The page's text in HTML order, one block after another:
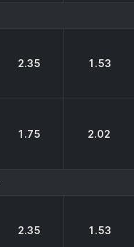
2.35 1.53
1.75 2.02
2.35 1.53